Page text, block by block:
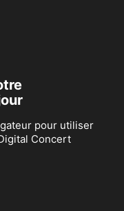
pour utiliser
Concert